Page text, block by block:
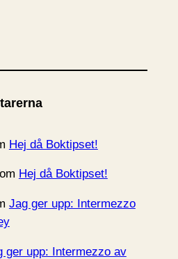
Hej då Boktipset!
Hej då Boktipset!
Jag ger upp: Intermezzo
ger upp: Intermezzo av